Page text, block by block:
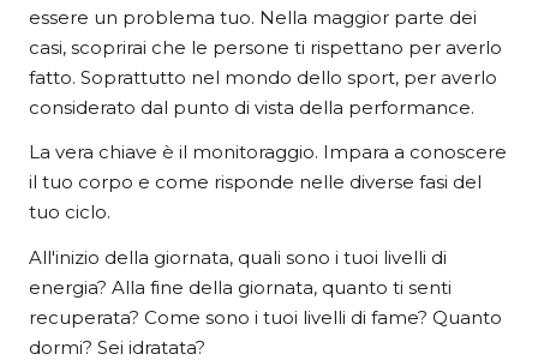
essere un problema tuo. Nella maggior parte dei
casi, scoprirai che le persone ti rispettano per averlo
fatto. Soprattutto nel mondo dello sport, per averlo
considerato dal punto di vista della performance.
La vera chiave è il monitoraggio. Impara a conoscere
il tuo corpo e come risponde nelle diverse fasi del
tuo ciclo.
All'inizio della giornata, quali sono i tuoi livelli di
energia? Alla fine della giornata, quanto ti senti
recuperata? Come sono i tuoi livelli di fame? Quanto
dormi? Sei idratata?